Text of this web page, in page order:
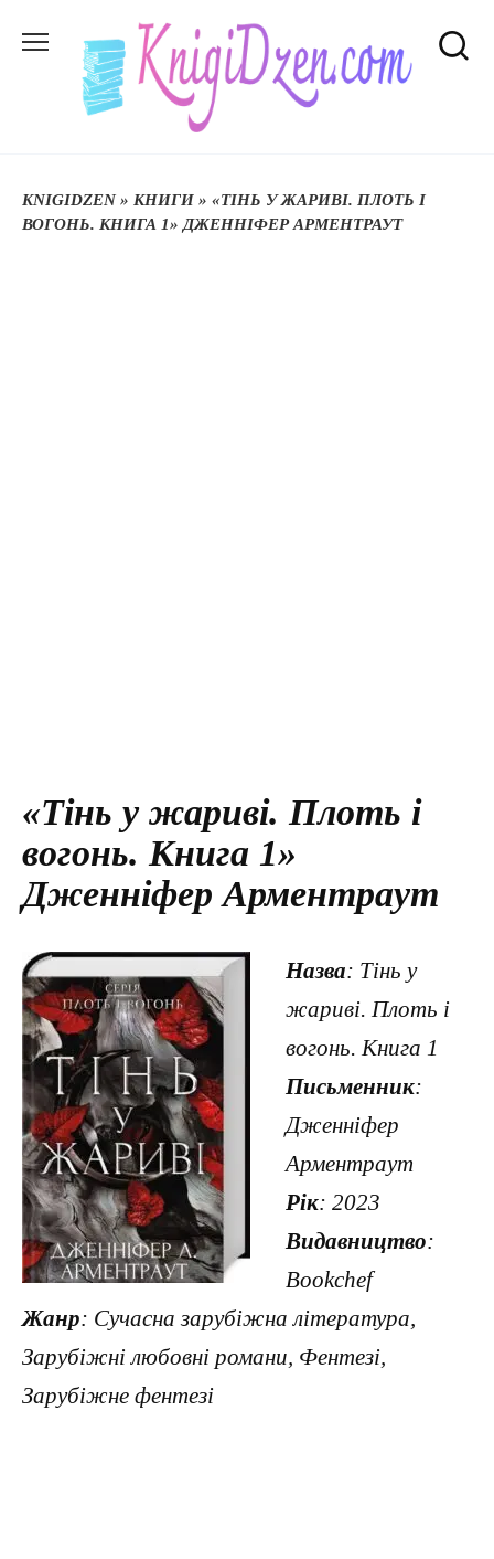
до
KNIGIDZEN» КНИГИ » «ТІНЬ У ЖАРИВІ. ПЛОТЬ І
ВОГОНЬ. КНИГА 1» ДЖЕННІФЕР АРМЕНТРАУТ
«Тінь у жариві. Плоть і
вогонь. Книга 1»
Дженніфер Арментраут
Назва: Тінь у
жариві. Плоть і
вогонь. Книга 1
Письменник:
Дженніфер
Арментраут
Рік: 2023
Видавництво:
Bookchef
Жанр: Сучасна зарубіжна література,
Зарубіжні любовні романи, Фентезі,
Зарубіжне фентезі